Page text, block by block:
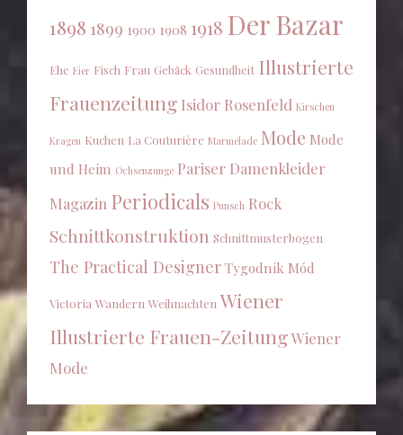
1898 1899 1900 1908 1918 Der Bazar
Ehe Eier Fisch Frau Gebäck Gesundheit Illustrierte
Frauenzeitung Isidor Rosenfeld Kirschen
Kragen Kuchen La Couturière Marmelade Mode Mode
und Heim Ochsenzunge Pariser Damenkleider
Magazin Periodicals Punsch Rock
Schnittkonstruktion Schnittmusterbogen
The Practical Designer Tygodnik Mód
Victoria Wandern Weihnachten Wiener
Illustrierte Frauen-ZeitungWiener
Mode